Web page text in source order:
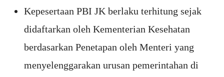
Kepesertaan PBI JK berlaku terhitung sejak
didaftarkan oleh Kementerian Kesehatan
berdasarkan Penetapan oleh Menteri yang
menyelenggarakan urusan pemerintahan di